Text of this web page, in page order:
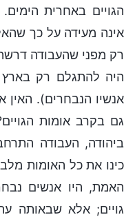
הגויים באחרית
אינה מעידה על כך
רק מפני שהעבודה
היה להתגלם רק בארץ
אנשיו הנבחרים). האין
גם בקרב אומות
ביהודה, העבודה
כינו את כל האומות
האמת, היו אנשים
גויים; אלא שבאותה